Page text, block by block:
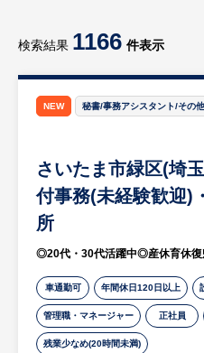
検索結果 1166 件表示
NEW 秘書/事務アシスタント/その
さいたま市緑区(埼
付事務(未経験歓迎)
所
◎20代・30代活躍中◎産休育休
車通勤可 年間休日120日以上
管理職・マネージャー 正社員
残業少なめ(20時間未満)